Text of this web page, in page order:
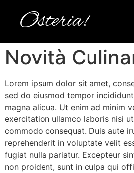
Osteria!
Novità
Lorem ipsum dolor sit amet,
sed do eiusmod tempor
magna aliqua. Ut enim ad minim
exercitation ullamco laboris nisi
commodo consequat. Duis aute
reprehenderit in voluptate velit
fugiat nulla pariatur. Excepteur
non proident, sunt in culpa qui